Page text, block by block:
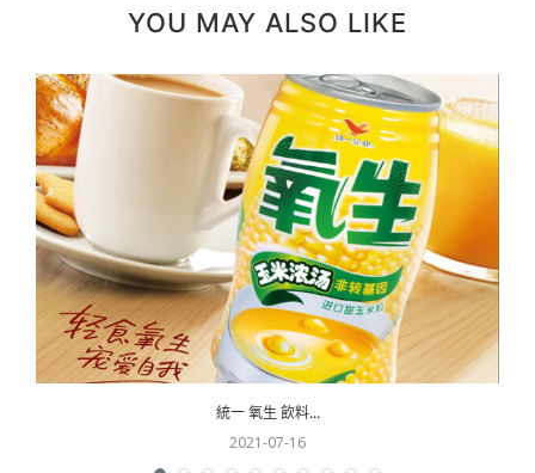
YOU MAY ALSO LIKE
統一 氧生 飲料...
2021-07-16